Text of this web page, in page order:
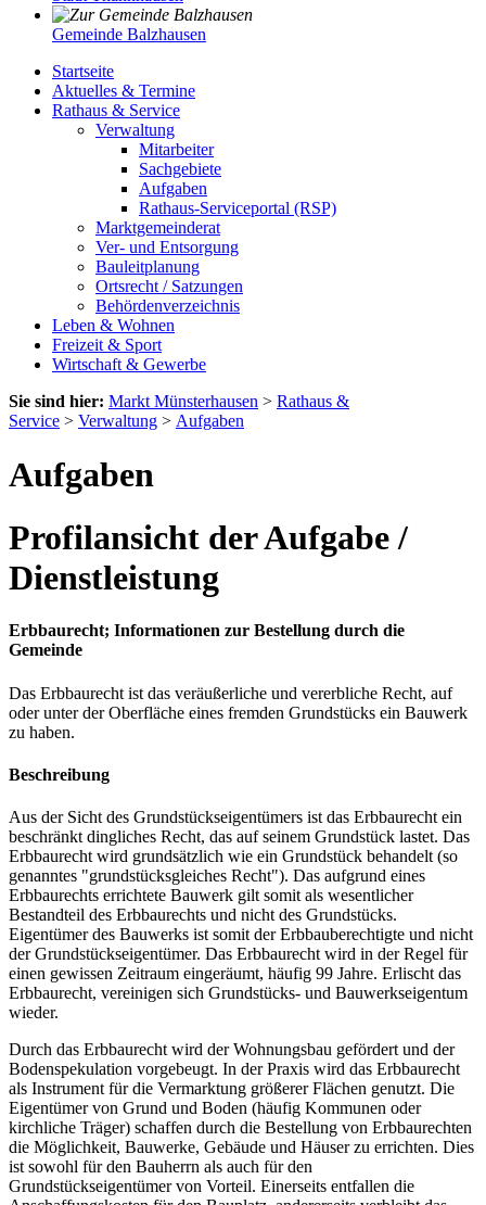
Gemeinde Balzhausen
Startseite
Aktuelles & Termine
Rathaus & Service
Verwaltung
Mitarbeiter
Sachgebiete
Aufgaben
Rathaus-Serviceportal (RSP)
Marktgemeinderat
Ver- und Entsorgung
Bauleitplanung
Ortsrecht / Satzungen
Behördenverzeichnis
Leben & Wohnen
Freizeit & Sport
Wirtschaft & Gewerbe
Sie sind hier: Markt Münsterhausen > Rathaus &
Service > Verwaltung > Aufgaben
Aufgaben
Profilansicht der Aufgabe /
Dienstleistung
Erbbaurecht; Informationen zur Bestellung durch die
Gemeinde
Das Erbbaurecht ist das veräußerliche und vererbliche Recht, auf
oder unter der Oberfläche eines fremden Grundstücks ein Bauwerk
zu haben.
Beschreibung
Aus der Sicht des Grundstückseigentümers ist das Erbbaurecht ein
beschränkt dingliches Recht, das auf seinem Grundstück lastet. Das
Erbbaurecht wird grundsätzlich wie ein Grundstück behandelt (so
genanntes "grundstücksgleiches Recht"). Das aufgrund eines
Erbbaurechts errichtete Bauwerk gilt somit als wesentlicher
Bestandteil des Erbbaurechts und nicht des Grundstücks.
Eigentümer des Bauwerks ist somit der Erbbauberechtigte und nicht
der Grundstückseigentümer. Das Erbbaurecht wird in der Regel für
einen gewissen Zeitraum eingeräumt, häufig 99 Jahre. Erlischt das
Erbbaurecht, vereinigen sich Grundstücks- und Bauwerkseigentum
wieder.
Durch das Erbbaurecht wird der Wohnungsbau gefördert und der
Bodenspekulation vorgebeugt. In der Praxis wird das Erbbaurecht
als Instrument für die Vermarktung größerer Flächen genutzt. Die
Eigentümer von Grund und Boden (häufig Kommunen oder
kirchliche Träger) schaffen durch die Bestellung von Erbbaurechten
die Möglichkeit, Bauwerke, Gebäude und Häuser zu errichten. Dies
ist sowohl für den Bauherrn als auch für den
Grundstückseigentümer von Vorteil. Einerseits entfallen die